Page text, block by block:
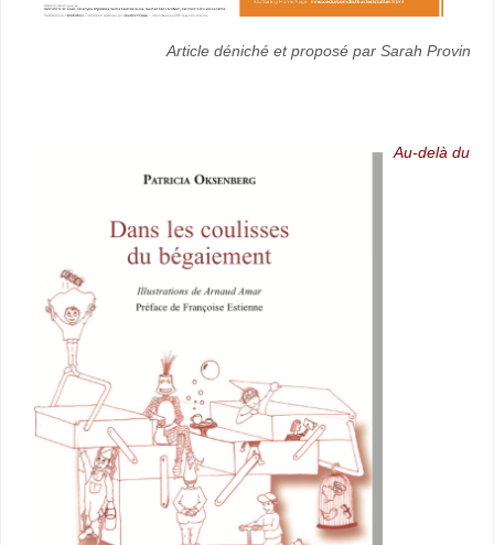
Article déniché et proposé par Sarah Provin
Au-delà du